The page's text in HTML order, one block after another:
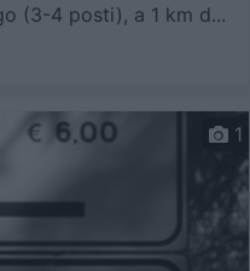
(3-4 posti), a 1 km d...
1